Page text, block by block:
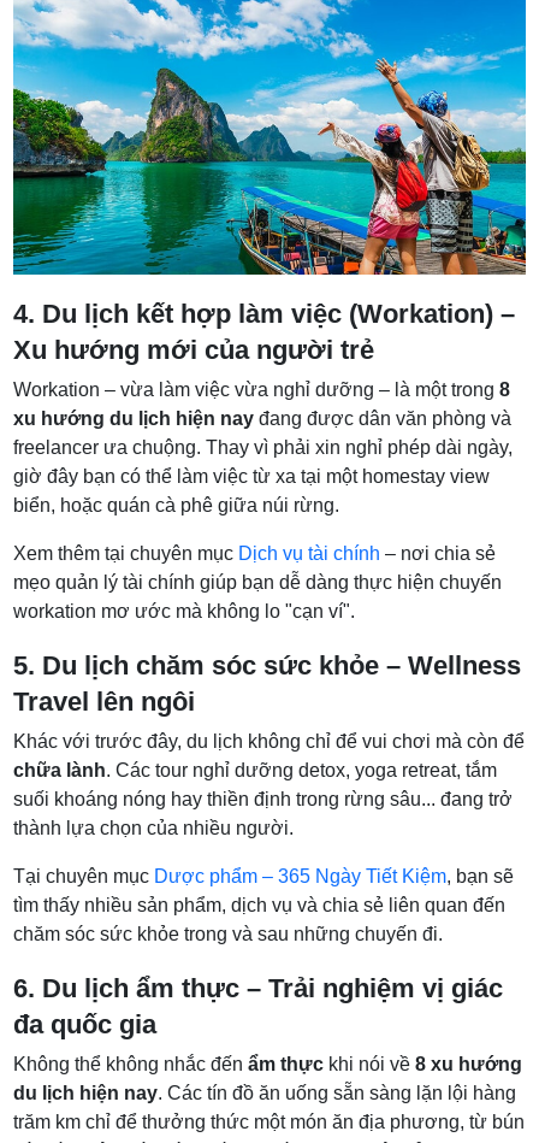
4. Du lịch kết hợp làm việc (Workation) –
Xu hướng mới của người trẻ
Workation – vừa làm việc vừa nghỉ dưỡng – là một trong8
xu hướng du lịch hiện nay đang được dân văn phòng và
freelancer ưa chuộng. Thay vì phải xin nghỉ phép dài ngày,
giờ đây bạn có thể làm việc từ xa tại một homestay view
biển, hoặc quán cà phê giữa núi rừng.
Xem thêm tại chuyên mục Dịch vụ tài chính – nơi chia sẻ
mẹo quản lý tài chính giúp bạn dễ dàng thực hiện chuyến
workation mơ ước mà không lo "cạn ví".
5. Du lịch chăm sóc sức khỏe – Wellness
Travel lên ngôi
Khác với trước đây, du lịch không chỉ để vui chơi mà còn để
chữa lành. Các tour nghỉ dưỡng detox, yoga retreat, tắm
suối khoáng nóng hay thiền định trong rừng sâu... đang trở
thành lựa chọn của nhiều người.
Tại chuyên mục Dược phẩm – 365 Ngày Tiết Kiệm, bạn sẽ
tìm thấy nhiều sản phẩm, dịch vụ và chia sẻ liên quan đến
chăm sóc sức khỏe trong và sau những chuyến đi.
6. Du lịch ẩm thực – Trải nghiệm vị giác
đa quốc gia
Không thể không nhắc đếnẩm thực khi nói về8 xu hướng
du lịch hiện nay. Các tín đồ ăn uống sẵn sàng lặn lội hàng
trăm km chỉ để thưởng thức một món ăn địa phương, từ bún